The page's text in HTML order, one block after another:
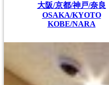
大阪/京都/神戸/奈良
OSAKA/KYOTO
KOBE/NARA
広島